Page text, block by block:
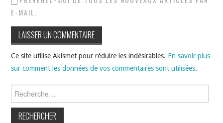
E-MAIL.
Ce site utilise Akismet pour réduire les indésirables. En savoir plus
sur comment les données de vos commentaires sont utilisées.